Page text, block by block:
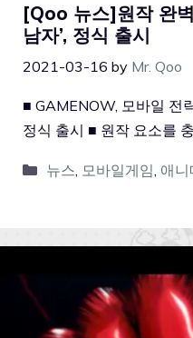
[Qoo 뉴스]원작 완
남자’, 정식 출시
2021-03-16 by Mr. Qoo
■ GAMENOW, 모바일 전
정식 출시 ■ 원작 요소를
뉴스, 모바일게임, 애니